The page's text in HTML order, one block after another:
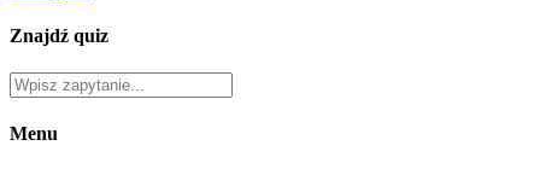
Znajdź quiz
Menu